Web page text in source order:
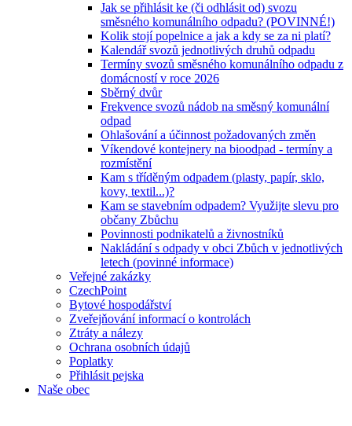
Jak se přihlásit ke (či odhlásit od) svozu
směsného komunálního odpadu? (POVINNÉ!)
Kolik stojí popelnice a jak a kdy se za ni platí?
Kalendář svozů jednotlivých druhů odpadu
Termíny svozů směsného komunálního odpadu z
domácností v roce 2026
Sběrný dvůr
Frekvence svozů nádob na směsný komunální
odpad
Ohlašování a účinnost požadovaných změn
Víkendové kontejnery na bioodpad - termíny a
rozmístění
Kam s tříděným odpadem (plasty, papír, sklo,
kovy, textil...)?
Kam se stavebním odpadem? Využijte slevu pro
občany Zbůchu
Povinnosti podnikatelů a živnostníků
Nakládání s odpady v obci Zbůch v jednotlivých
letech (povinné informace)
Veřejné zakázky
CzechPoint
Bytové hospodářství
Zveřejňování informací o kontrolách
Ztráty a nálezy
Ochrana osobních údajů
Poplatky
Přihlásit pejska
Naše obec